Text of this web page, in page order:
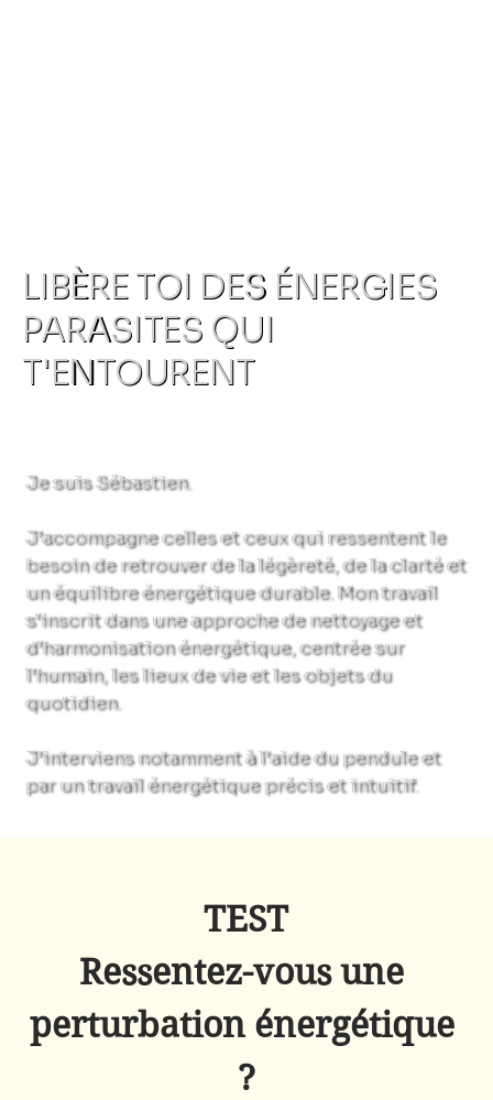
LIBÈRE TOI DES ÉNERGIES
PARASITES QUI
T'ENTOURENT
Je suis Sébastien.
J’accompagne celles et ceux qui ressentent le
besoin de retrouver de la légèreté, de la clarté et
un équilibre énergétique durable. Mon travail
s’inscrit dans une approche de nettoyage et
d’harmonisation énergétique, centrée sur
l’humain, les lieux de vie et les objets du
quotidien.
J’interviens notamment à l’aide du pendule et
par un travail énergétique précis et intuitif.
TEST
Ressentez-vous une
perturbation énergétique
?